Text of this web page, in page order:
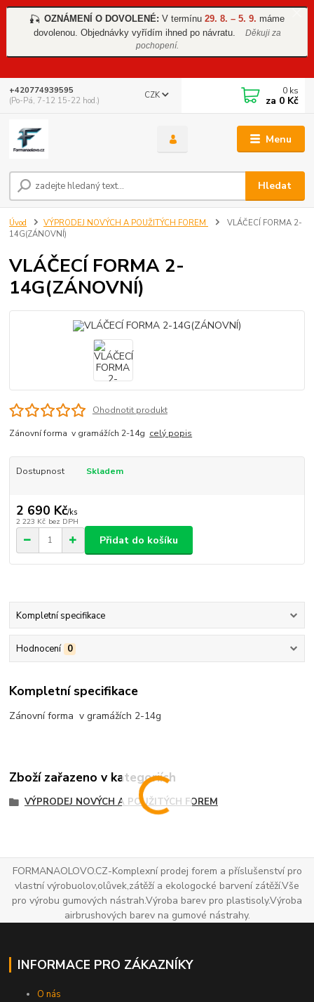
🎣 OZNÁMENÍ O DOVOLENÉ: V termínu 29. 8. – 5. 9. máme
dovolenou. Objednávky vyřídím ihned po návratu.
Děkuji za
pochopení.
Menu
CZK
Hledat
+420774939595
(Po-Pá, 7-12 15-22 hod.)
0 ks
za 0 Kč
Úvod VÝPRODEJ NOVÝCH A POUŽITÝCH FOREM
VLÁČECÍ FORMA 2-
14G(ZÁNOVNÍ)
VLÁČECÍ FORMA 2-
14G(ZÁNOVNÍ)
Ohodnotit produkt
Zánovní forma v gramážích 2-14g celý popis
Dostupnost Skladem
2 690 Kč/ks
2 223 Kč bez DPH
Přidat do košíku
Kompletní specifikace
Hodnocení 0
Kompletní specifikace
Zánovní forma v gramážích 2-14g
Zboží zařazeno v kategoriích
VÝPRODEJ NOVÝCH A POUŽITÝCH FOREM
FORMANAOLOVO.CZ-Komplexní prodej forem a příslušenství pro
vlastní výrobuolov,olůvek,zátěží a ekologocké barvení zátěží.Vše
pro výrobu gumových nástrah.Výroba barev pro plastisoly.Výroba
airbrushových barev na gumové nástrahy.
INFORMACE PRO ZÁKAZNÍKY
O nás